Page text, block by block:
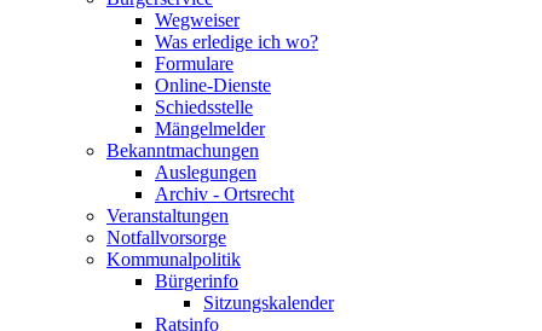
Wegweiser
Was erledige ich wo?
Formulare
Online-Dienste
Schiedsstelle
Mängelmelder
Bekanntmachungen
Auslegungen
Archiv - Ortsrecht
Veranstaltungen
Notfallvorsorge
Kommunalpolitik
Bürgerinfo
Sitzungskalender
Ratsinfo